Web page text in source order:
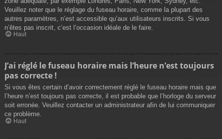
Veuillez noter que le réglage du fuseau horaire, comme la plupart des
autres paramètres, n’est accessible qu’aux utilisateurs inscrits. Si vous
n’êtes pas inscrit, c’est l’occasion idéale de le faire.
Haut
J’ai réglé le fuseau horaire mais l’heure n’est toujours
pas correcte !
Si vous êtes certain d’avoir correctement réglé le fuseau horaire mais que
l’heure n’est toujours pas correcte, il est probable que l’horloge du serveur
soit erronée. Veuillez contacter un administrateur afin de lui communiquer
ce problème.
Haut